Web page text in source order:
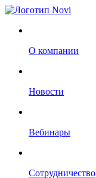
О компании
Новости
Вебинары
Сотрудничество